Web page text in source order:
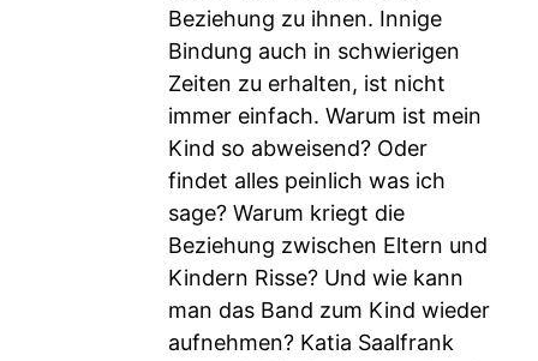
Beziehung zu ihnen. Innige
Bindung auch in schwierigen
Zeiten zu erhalten, ist nicht
immer einfach. Warum ist mein
Kind so abweisend? Oder
findet alles peinlich was ich
sage? Warum kriegt die
Beziehung zwischen Eltern und
Kindern Risse? Und wie kann
man das Band zum Kind wieder
aufnehmen? Katia Saalfrank